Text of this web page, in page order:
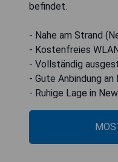
befindet.
- Nahe am Strand
- Kostenfreies
- Vollständig
- Gute Anbindung
- Ruhige Lage in